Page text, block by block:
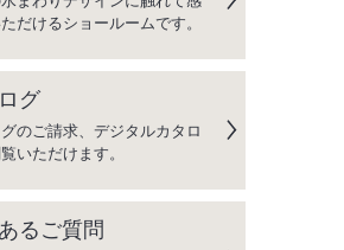
だけるショールームです。
グ
のご請求、デジタルカタロ
いただけます。
るご質問